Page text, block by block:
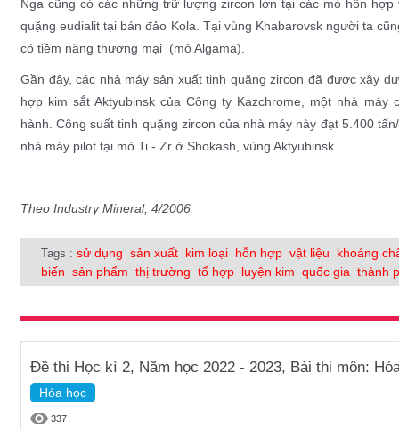
Nga cũng có các những trữ lượng zircon lớn tại các mỏ hỗn
quặng eudialit tại bán đảo Kola. Tại vùng Khabarovsk người ta
có tiềm năng thương mại (mỏ Algama).
Gần đây, các nhà máy sản xuất tinh quặng zircon đã được xây
hợp kim sắt Aktyubinsk của Công ty Kazchrome, một nhà
hành. Công suất tinh quặng zircon của nhà máy này đạt 5.400
nhà máy pilot tại mỏ Ti - Zr ở Shokash, vùng Aktyubinsk.
Theo Industry Mineral, 4/2006
Tags : sử dụng sản xuất kim loại hỗn hợp vật liệu
khoáng
biến sản phẩm thị trường tổ hợp luyện kim quốc gia thành
Đề thi Học kì 2, Năm học 2022 - 2023, Bài thi môn:
Hóa học
337